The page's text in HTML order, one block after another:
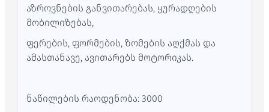
აზროვნების განვითარებას, ყურადღების
მობილიზებას,
ფერების, ფორმების, ზომების აღქმას და
ამასთანავე, ავითარებს მოტორიკას.
ნაწილების რაოდენობა: 3000